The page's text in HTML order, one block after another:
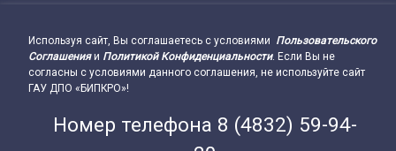
Подвал сайта → влево
Используя сайт, Вы соглашаетесь с условиями Пользовательского
Соглашенияи Политикой Конфиденциальности. Если Вы не
согласны с условиями данного соглашения, не используйте сайт
ГАУ ДПО «БИПКРО»!
Номер телефона 8 (4832) 59-94-